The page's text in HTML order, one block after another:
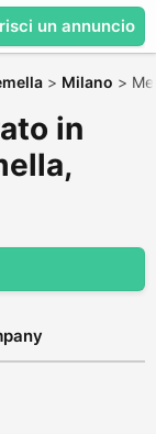
un annuncio
> Milano >
in